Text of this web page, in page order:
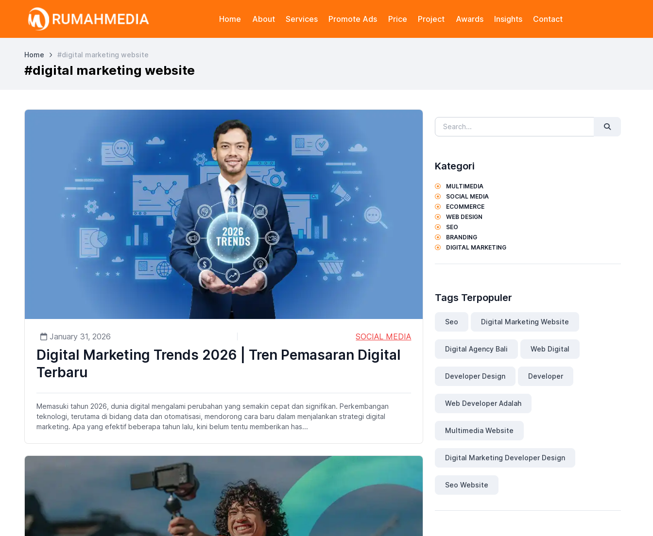
Home About Services Promote Ads Price Project Awards Insights Contact
Home #digital marketing website
#digital marketing website
January 31, 2026 SOCIAL MEDIA
Digital Marketing Trends 2026 | Tren Pemasaran Digital
Terbaru
Memasuki tahun 2026, dunia digital mengalami perubahan yang semakin cepat dan signifikan. Perkembangan
teknologi, terutama di bidang data dan otomatisasi, mendorong cara baru dalam menjalankan strategi digital
marketing. Apa yang efektif beberapa tahun lalu, kini belum tentu memberikan has...
Kategori
MULTIMEDIA
SOCIAL MEDIA
ECOMMERCE
WEB DESIGN
SEO
BRANDING
DIGITAL MARKETING
Tags Terpopuler
Seo Digital Marketing Website
Digital Agency Bali Web Digital
Developer Design Developer
Web Developer Adalah
Multimedia Website
Digital Marketing Developer Design
Seo Website